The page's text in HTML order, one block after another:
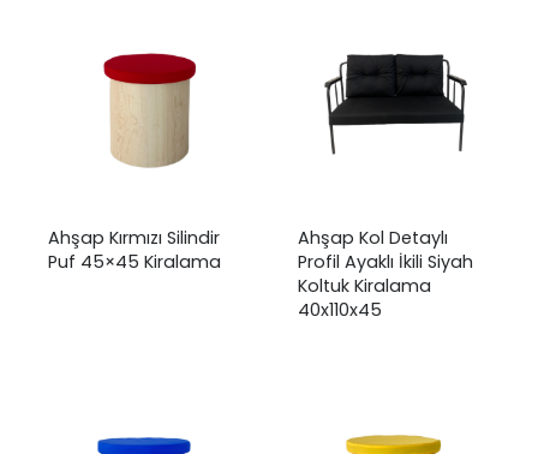
Ahşap Kırmızı Silindir
Puf 45×45 Kiralama
Ahşap Kol Detaylı
Profil Ayaklı İkili Siyah
Koltuk Kiralama
40x110x45